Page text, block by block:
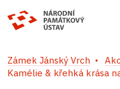
Zámek Jánský Vrch
Kamélie & křehká krása